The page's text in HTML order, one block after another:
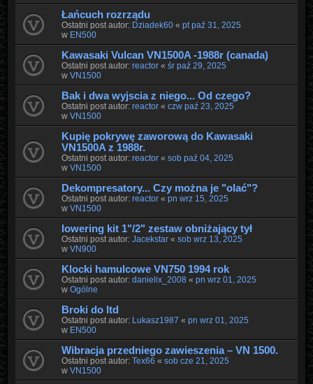
Łańcuch rozrządu
Ostatni post autor: Dziadek60« pt paź 31, 2025
w EN500
Kawasaki Vulcan VN1500A -1988r (canada)
Ostatni post autor: reactor« śr paź 29, 2025
w VN1500
Bak i dwa wyjscia z niego... Od czego?
Ostatni post autor: reactor« czw paź 23, 2025
w VN1500
Kupię pokrywę zaworową do Kawasaki
VN1500A z 1988r.
Ostatni post autor: reactor« sob paź 04, 2025
w VN1500
Dekompresatory... Czy można je "olać"?
Ostatni post autor: reactor« pn wrz 15, 2025
w VN1500
lowering kit 1"/2" zestaw obniżający tył
Ostatni post autor: Jacekstar« sob wrz 13, 2025
w VN900
Klocki hamulcowe VN750 1994 rok
Ostatni post autor: danielix_2008« pn wrz 01, 2025
w Ogólne
Broki do ltd
Ostatni post autor: Lukasz1987 « pn wrz 01, 2025
w EN500
Wibracja przedniego zawieszenia – VN 1500.
Ostatni post autor: Tex66 « sob cze 21, 2025
w VN1500